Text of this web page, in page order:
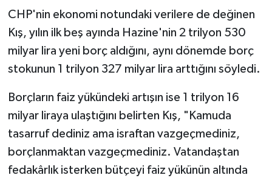
CHP'nin ekonomi notundaki verilere de değinen
Kış, yılın ilk beş ayında Hazine'nin 2 trilyon 530
milyar lira yeni borç aldığını, aynı dönemde borç
stokunun 1 trilyon 327 milyar lira arttığını söyledi.
Borçların faiz yükündeki artışın ise 1 trilyon 16
milyar liraya ulaştığını belirten Kış, "Kamuda
tasarruf dediniz ama israftan vazgeçmediniz,
borçlanmaktan vazgeçmediniz. Vatandaştan
fedakârlık isterken bütçeyi faiz yükünün altında